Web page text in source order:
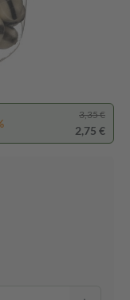
3,35 €
2,75 €